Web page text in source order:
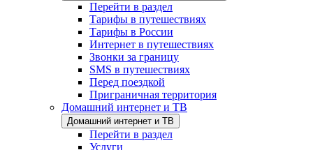
Перейти в раздел
Тарифы в путешествиях
Тарифы в России
Интернет в путешествиях
Звонки за границу
SMS в путешествиях
Перед поездкой
Приграничная территория
Домашний интернет и ТВ
Домашний интернет и ТВ
Перейти в раздел
Услуги